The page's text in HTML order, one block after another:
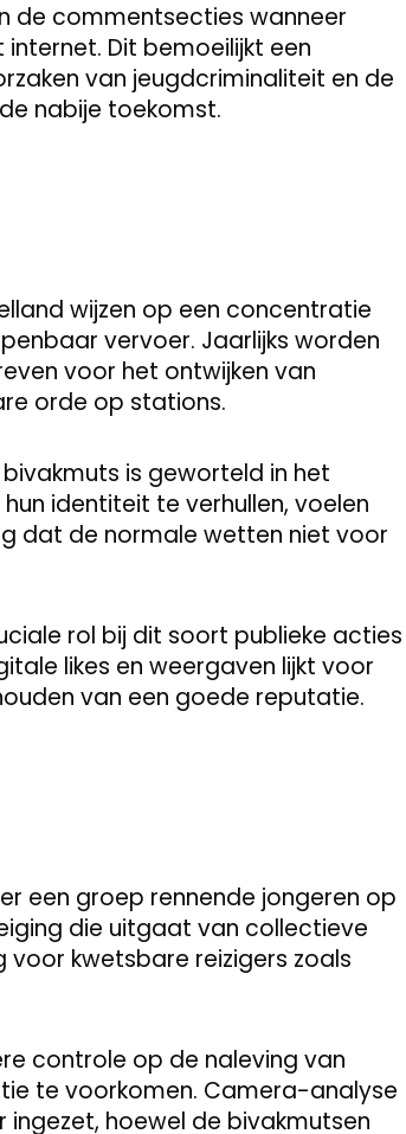
de commentsecties wanneer
Dit bemoeilijkt een
van jeugdcriminaliteit en de
nabije toekomst.
wijzen op een concentratie
vervoer. Jaarlijks worden
voor het ontwijken van
orde op stations.
is geworteld in het
identiteit te verhullen, voelen
dat de normale wetten niet voor
rol bij dit soort publieke acties
likes en weergaven lijkt voor
van een goede reputatie.
een groep rennende jongeren op
die uitgaat van collectieve
kwetsbare reizigers zoals
controle op de naleving van
te voorkomen. Camera-analyse
ingezet, hoewel de bivakmutsen